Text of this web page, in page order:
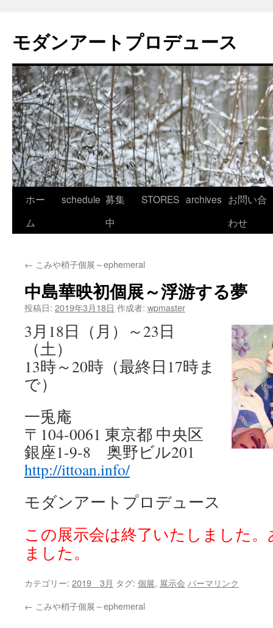
モダンアートプロデュース
ン
ツ
へ
ス
ッ
ホー
ム
schedule 募集
中
STORES archives お問い合
わせ
← こみや梢子個展～ephemeral
中島華映初個展～浮游する夢
投稿日: 2019年3月18日 作成者: wpmaster
3月18日（月）～23日
（土）
13時～20時（最終日17時ま
で）
一兎庵
〒104-0061 東京都 中央区
銀座1-9-8 奥野ビル201
http://ittoan.info/
モダンアートプロデュース
この展示会は終了いたしました
ました。
カテゴリー: 2019 3月 タグ: 個展, 展示会 パーマリンク
← こみや梢子個展～ephemeral